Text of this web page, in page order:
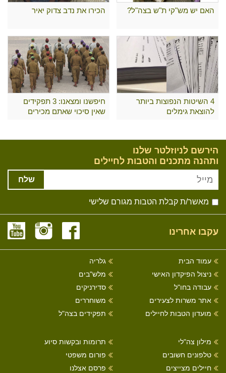
האם יש מש"קי ת"ש בצה"ל? הכירו את נדב צדוק יאיר
4 השיטות הנפוצות ביותר
להוצאת גימלים
חיפשנו ומצאנו: 3 תפקידים
שאין סיכוי שאתם מכירים
הירשם לניוזלטר שלנו
ותהנה מתכנים והטבות לחיילים
שלח
מאשר/ת קבלת הטבות מגורם שלישי
עקבו אחרינו
עמוד הבית
ניצול הפיקדון האישי
עבודה בחו"ל
אתר משרות לצעירים
מועדון הטבות לחיילים
גלריה
מלש"בים
סדירניקים
משוחררים
תפקידים בצה"ל
מילון צה"לי
טלפונים חשובים
חיילים מצייצים
תרומות ובקשות סיוע
פורום משפטי
פרסם אצלנו